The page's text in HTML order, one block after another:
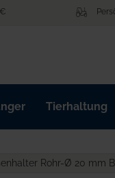
Tierhaltung
Rohr-Ø 20 mm